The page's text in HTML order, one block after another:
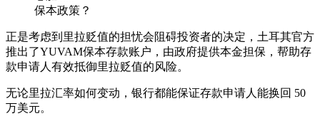
保本政策？
正是考虑到里拉贬值的担忧会阻碍投资者的决定，土耳其官方
推出了YUVAM保本存款账户，由政府提供本金担保，帮助存
款申请人有效抵御里拉贬值的风险。
无论里拉汇率如何变动，银行都能保证存款申请人能换回 50
万美元。